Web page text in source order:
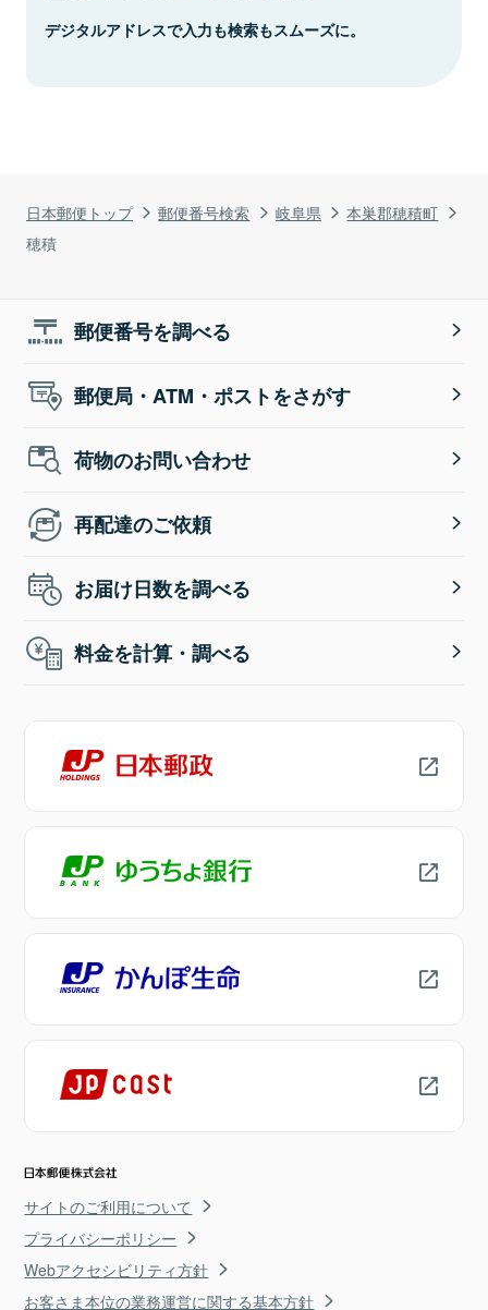
日本郵便トップ 郵便番号検索 岐阜県
本巣郡穂積町
穂積
デジタルアドレスで入力も検索もスムーズに。
郵便番号を調べる
郵便局・ATM・ポストをさがす
荷物のお問い合わせ
再配達のご依頼
お届け日数を調べる
料金を計算・調べる
サイトのご利用について
プライバシーポリシー
Webアクセシビリティ方針
お客さま本位の業務運営に関する基本方針